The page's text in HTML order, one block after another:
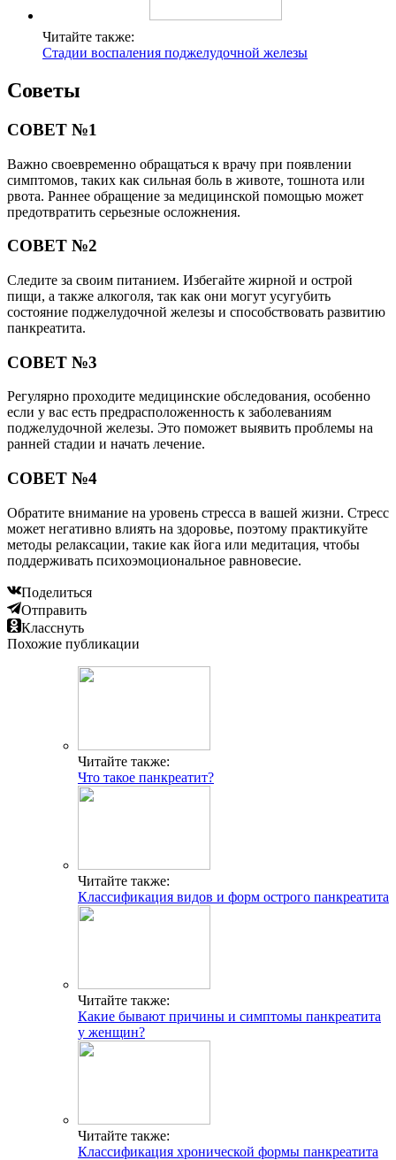
Читайте также:
Стадии воспаления поджелудочной железы
Советы
СОВЕТ №1
Важно своевременно обращаться к врачу при появлении
симптомов, таких как сильная боль в животе, тошнота или
рвота. Раннее обращение за медицинской помощью может
предотвратить серьезные осложнения.
СОВЕТ №2
Следите за своим питанием. Избегайте жирной и острой
пищи, а также алкоголя, так как они могут усугубить
состояние поджелудочной железы и способствовать развитию
панкреатита.
СОВЕТ №3
Регулярно проходите медицинские обследования, особенно
если у вас есть предрасположенность к заболеваниям
поджелудочной железы. Это поможет выявить проблемы на
ранней стадии и начать лечение.
СОВЕТ №4
Обратите внимание на уровень стресса в вашей жизни. Стресс
может негативно влиять на здоровье, поэтому практикуйте
методы релаксации, такие как йога или медитация, чтобы
поддерживать психоэмоциональное равновесие.
Поделиться
Отправить
Класснуть
Похожие публикации
Читайте также:
Что такое панкреатит?
Читайте также:
Классификация видов и форм острого панкреатита
Читайте также:
Какие бывают причины и симптомы панкреатита
у женщин?
Читайте также:
Классификация хронической формы панкреатита